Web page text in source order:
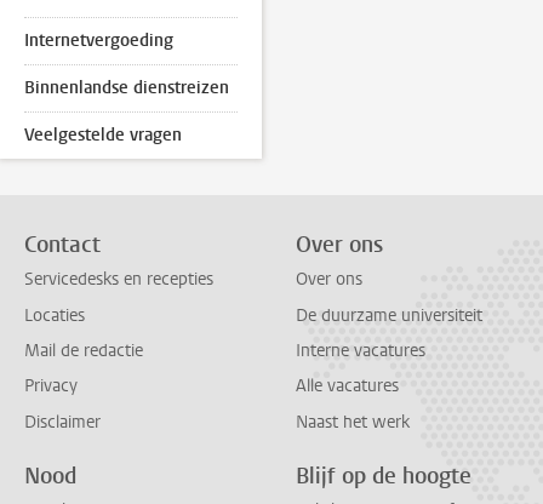
Internetvergoeding
Binnenlandse dienstreizen
Veelgestelde vragen
Contact
Servicedesks en recepties
Locaties
Mail de redactie
Privacy
Disclaimer
Over ons
Over ons
De duurzame universiteit
Interne vacatures
Alle vacatures
Naast het werk
Nood Blijf op de hoogte